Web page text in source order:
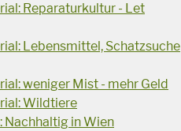
Reparaturkultur - Let
Lebensmittel, Schatzsuche
weniger Mist - mehr Geld
Wildtiere
Nachhaltig in Wien